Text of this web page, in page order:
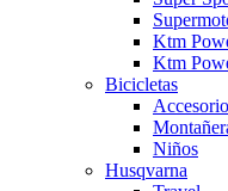
Ktm
Ktm
Bicicletas
Niños
Husqvarna